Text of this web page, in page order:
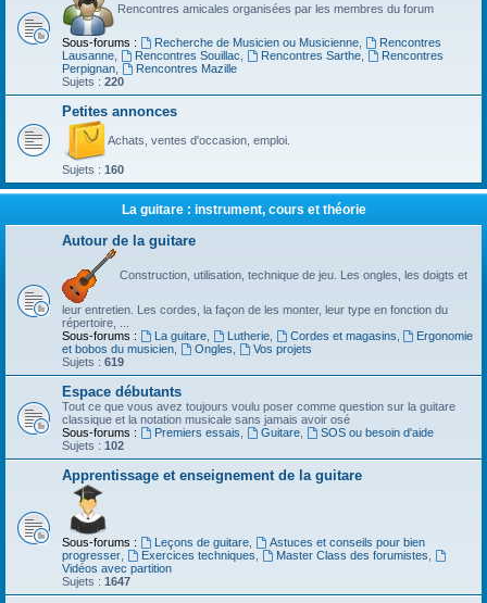
Rencontres amicales organisées par les membres du forum
Sous-forums : Recherche de Musicien ou Musicienne,
Rencontres
Lausanne
Rencontres Souillac Rencontres Sarthe,
Rencontres
Perpignan
Rencontres Mazille
Sujets : 220
Petites annonces
Achats, ventes d'occasion, emploi.
Sujets : 160
La guitare : instrument, cours et théorie
Autour de la guitare
Construction, utilisation, technique de jeu. Les ongles, les doigts et
leur entretien. Les cordes, la façon de les monter, leur type en fonction du
répertoire, ...
Sous-forums :
La guitare, Lutherie, Cordes et magasins
Ergonomie
et bobos du musicien
Ongles
Vos projets
Sujets : 619
Espace débutants
Tout ce que vous avez toujours voulu poser comme question sur la guitare
classique et la notation musicale sans jamais avoir osé
Sous-forums :
Premiers essais Guitare,
SOS ou besoin d'aide
Sujets : 102
Apprentissage et enseignement de la guitare
Sous-forums : Leçons de guitare,
Astuces et conseils pour bien
progresser
Exercices techniques Master Class des forumistes
Vidéos avec partition
Sujets : 1647